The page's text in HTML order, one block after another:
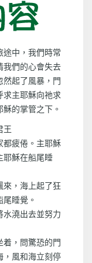
途中，我們時常
我們的心會失去
然起了風暴，門
求主耶穌向祂求
的掌管之下。
王
都疲倦。主耶穌
耶穌在船尾睡
來，海上起了狂
睡覺。
水澆出去並努力
着，問驚恐的門
，風和海立刻停